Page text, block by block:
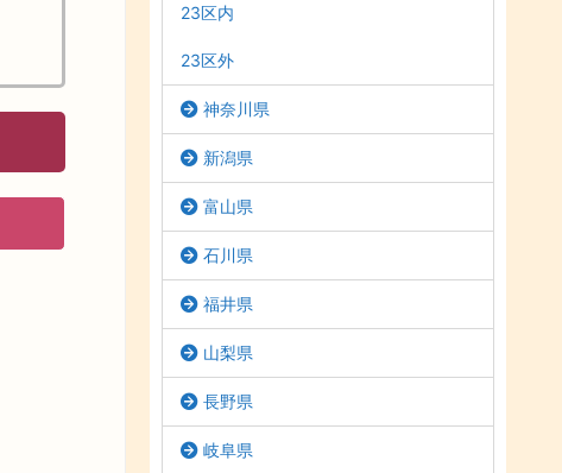
23区内
23区外
神奈川県
新潟県
富山県
石川県
福井県
山梨県
長野県
岐阜県